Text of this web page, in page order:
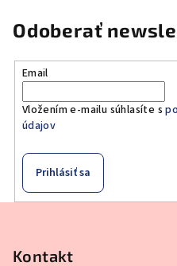
Odoberať
Email
Vložením e-mailu súhlasíte s
údajov
Prihlásiť sa
Kontakt